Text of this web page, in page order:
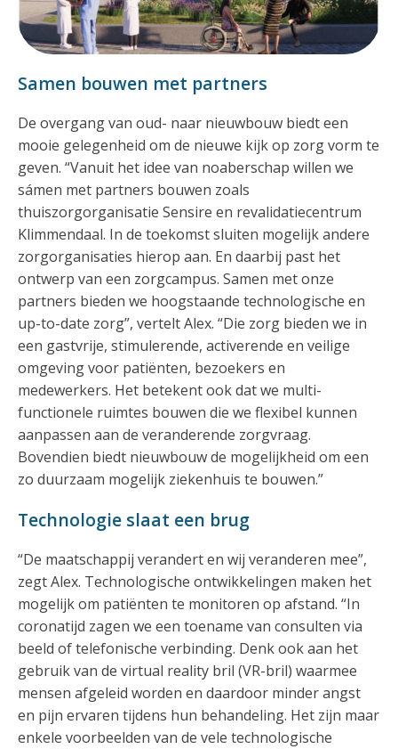
Samen bouwen met partners
De overgang van oud- naar nieuwbouw biedt een
mooie gelegenheid om de nieuwe kijk op zorg vorm te
geven. “Vanuit het idee van noaberschap willen we
sámen met partners bouwen zoals
thuiszorgorganisatie Sensire en revalidatiecentrum
Klimmendaal. In de toekomst sluiten mogelijk andere
zorgorganisaties hierop aan. En daarbij past het
ontwerp van een zorgcampus. Samen met onze
partners bieden we hoogstaande technologische en
up-to-date zorg”, vertelt Alex. “Die zorg bieden we in
een gastvrije, stimulerende, activerende en veilige
omgeving voor patiënten, bezoekers en
medewerkers. Het betekent ook dat we multi-
functionele ruimtes bouwen die we flexibel kunnen
aanpassen aan de veranderende zorgvraag.
Bovendien biedt nieuwbouw de mogelijkheid om een
zo duurzaam mogelijk ziekenhuis te bouwen.”
Technologie slaat een brug
“De maatschappij verandert en wij veranderen mee”,
zegt Alex. Technologische ontwikkelingen maken het
mogelijk om patiënten te monitoren op afstand. “In
coronatijd zagen we een toename van consulten via
beeld of telefonische verbinding. Denk ook aan het
gebruik van de virtual reality bril (VR-bril) waarmee
mensen afgeleid worden en daardoor minder angst
en pijn ervaren tijdens hun behandeling. Het zijn maar
enkele voorbeelden van de vele technologische